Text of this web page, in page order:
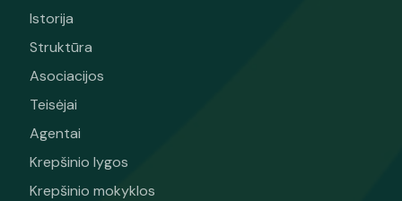
Istorija
Struktūra
Asociacijos
Teisėjai
Agentai
Krepšinio lygos
Krepšinio mokyklos